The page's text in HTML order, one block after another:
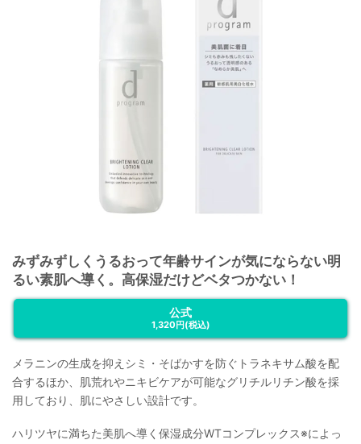
みずみずしくうるおって年齢サインが気にならない明
るい素肌へ導く。高保湿だけどベタつかない！
公式
1,320円(税込)
メラニンの生成を抑えシミ・そばかすを防ぐトラネキサム酸を配
合するほか、肌荒れやニキビケアが可能なグリチルリチン酸を採
用しており、肌にやさしい設計です。
ハリツヤに満ちた美肌へ導く保湿成分WTコンプレックス※によっ